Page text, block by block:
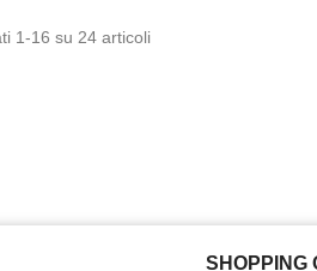
1-16 su 24 articoli
SHOPPING